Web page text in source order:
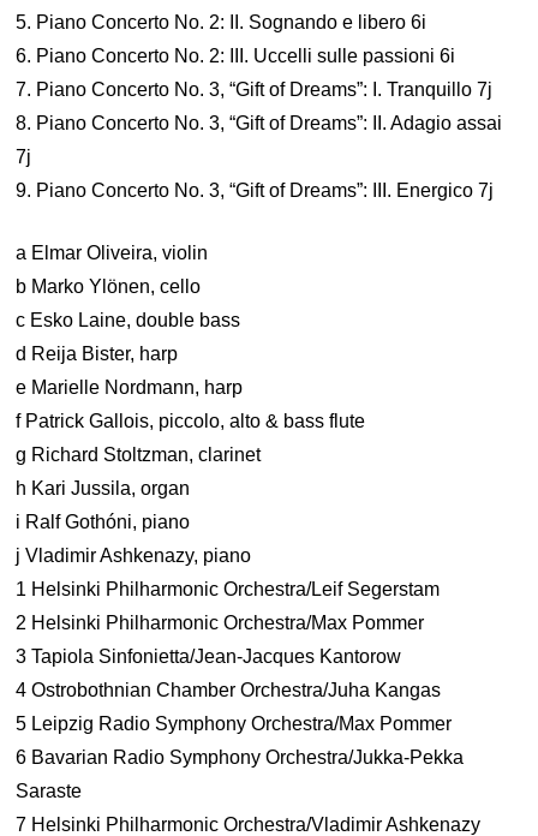
5. Piano Concerto No. 2: II. Sognando e libero 6i
6. Piano Concerto No. 2: III. Uccelli sulle passioni 6i
7. Piano Concerto No. 3, “Gift of Dreams”: I. Tranquillo 7j
8. Piano Concerto No. 3, “Gift of Dreams”: II. Adagio assai
7j
9. Piano Concerto No. 3, “Gift of Dreams”: III. Energico 7j
a Elmar Oliveira, violin
b Marko Ylönen, cello
c Esko Laine, double bass
d Reija Bister, harp
e Marielle Nordmann, harp
f Patrick Gallois, piccolo, alto & bass flute
g Richard Stoltzman, clarinet
h Kari Jussila, organ
i Ralf Gothóni, piano
j Vladimir Ashkenazy, piano
1 Helsinki Philharmonic Orchestra/Leif Segerstam
2 Helsinki Philharmonic Orchestra/Max Pommer
3 Tapiola Sinfonietta/Jean-Jacques Kantorow
4 Ostrobothnian Chamber Orchestra/Juha Kangas
5 Leipzig Radio Symphony Orchestra/Max Pommer
6 Bavarian Radio Symphony Orchestra/Jukka-Pekka
Saraste
7 Helsinki Philharmonic Orchestra/Vladimir Ashkenazy